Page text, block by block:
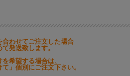
わせてご注文した場合
発送致します。
希望する場合は、
」個別にご注文下さい。